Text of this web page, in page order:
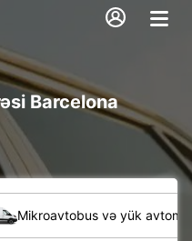
Barcelona
Mikroavtobus və yük